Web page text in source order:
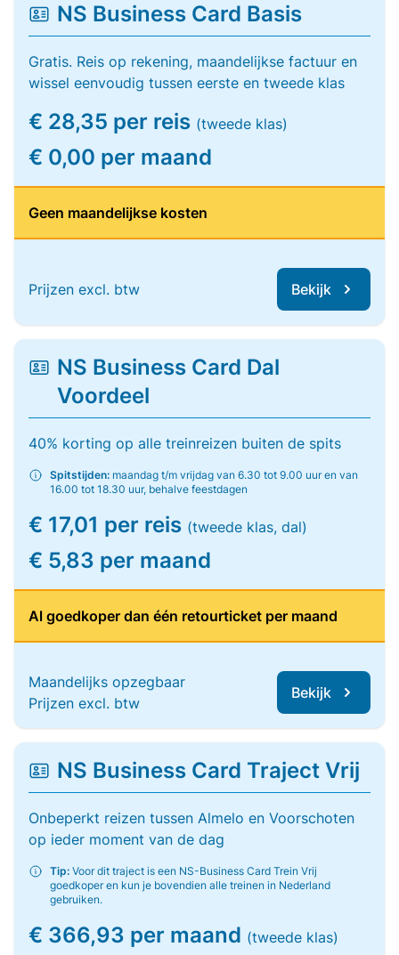
NS Business Card Basis
Gratis. Reis op rekening, maandelijkse factuur en
wissel eenvoudig tussen eerste en tweede klas
€ 28,35 per reis (tweede klas)
€ 0,00 per maand
Geen maandelijkse kosten
Prijzen excl. btw Bekijk
NS Business Card Dal
Voordeel
40% korting op alle treinreizen buiten de spits
Spitstijden: maandag t/m vrijdag van 6.30 tot 9.00 uur en van
16.00 tot 18.30 uur, behalve feestdagen
€ 17,01 per reis (tweede klas, dal)
€ 5,83 per maand
Al goedkoper dan één retourticket per maand
Maandelijks opzegbaar
Prijzen excl. btw
Bekijk
NS Business Card Traject Vrij
Onbeperkt reizen tussen Almelo en Voorschoten
op ieder moment van de dag
Tip: Voor dit traject is een NS-Business Card Trein Vrij
goedkoper en kun je bovendien alle treinen in Nederland
gebruiken.
€ 366,93 per maand (tweede klas)